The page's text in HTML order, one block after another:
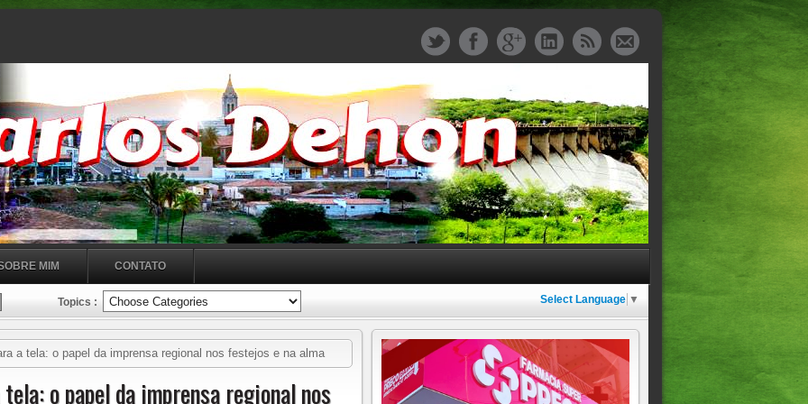
MIM CONTATO
Topics : Select Language ▼
a tela: o papel da imprensa regional nos festejos e na alma
o papel da imprensa regional nos